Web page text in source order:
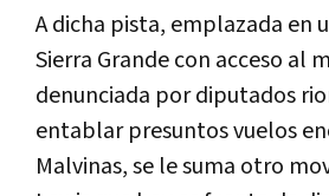
A dicha pista, emplazada en
Sierra Grande con acceso al
denunciada por diputados
entablar presuntos vuelos
Malvinas, se le suma otro